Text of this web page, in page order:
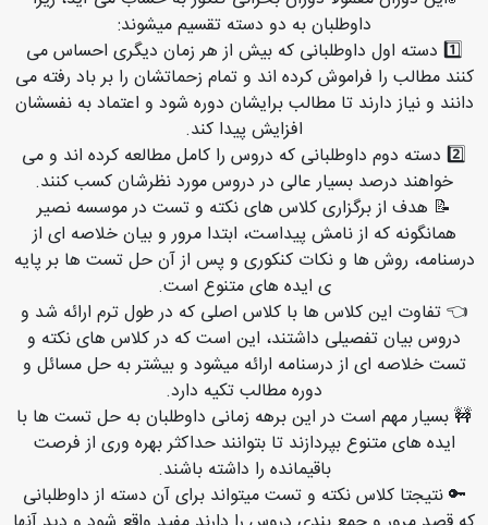
داوطلبان به دو دسته تقسیم میشوند:
1️⃣ دسته اول داوطلبانی که بیش از هر زمان دیگری احساس می
کنند مطالب را فراموش کرده اند و تمام زحماتشان را بر باد رفته می
دانند و نیاز دارند تا مطالب برایشان دوره شود و اعتماد به نفسشان
افزایش پیدا کند.
2️⃣ دسته دوم داوطلبانی که دروس را کامل مطالعه کرده اند و می
خواهند درصد بسیار عالی در دروس مورد نظرشان کسب کنند.
📝 هدف از برگزاری کلاس های نکته و تست در موسسه نصیر
همانگونه که از نامش پیداست، ابتدا مرور و بیان خلاصه ای از
درسنامه، روش ها و نکات کنکوری و پس از آن حل تست ها بر پایه
ی ایده های متنوع است.
👈 تفاوت این کلاس ها با کلاس اصلی که در طول ترم ارائه شد و
دروس بیان تفصیلی داشتند، این است که در کلاس های نکته و
تست خلاصه ای از درسنامه ارائه میشود و بیشتر به حل مسائل و
دوره مطالب تکیه دارد.
🚧 بسیار مهم است در این برهه زمانی داوطلبان به حل تست ها با
ایده های متنوع بپردازند تا بتوانند حداکثر بهره وری از فرصت
باقیمانده را داشته باشند.
🔑 نتیجتا کلاس نکته و تست میتواند برای آن دسته از داوطلبانی